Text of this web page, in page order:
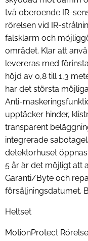
två oberoende IR-
rörelsen vid IR-
falsklarm och
området. Klar att
levereras med
höjd av 0,8 till 1,3
har det största
Anti-
upptäcker hinder,
transparent
integrerade
detektorhuset
5 år är det möjligt att
Garanti/Byte och
försäljningsdatumet.
Heltset
MotionProtect